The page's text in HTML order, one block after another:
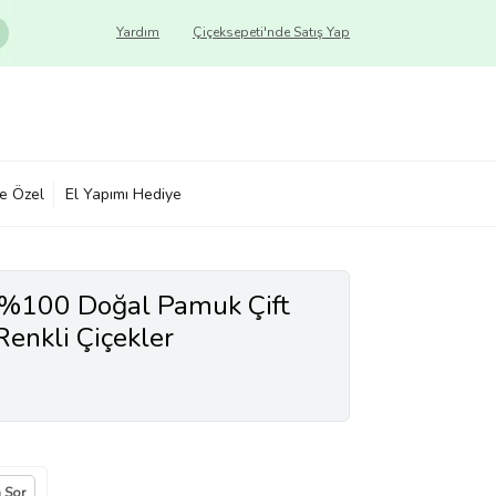
Çiçeksepeti'nde Satış Yap
Yardım
Özel El Yapımı Hediye
Doğal Pamuk Çift
Çiçekler